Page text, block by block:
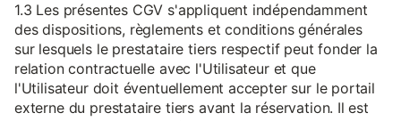
1.3 Les présentes CGV s'appliquent indépendamment
des dispositions, règlements et conditions générales
sur lesquels le prestataire tiers respectif peut fonder la
relation contractuelle avec l'Utilisateur et que
l'Utilisateur doit éventuellement accepter sur le portail
externe du prestataire tiers avant la réservation. Il est